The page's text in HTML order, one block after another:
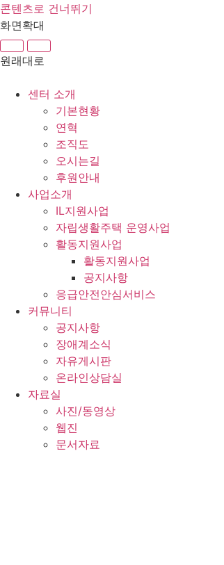
콘텐츠로 건너뛰기
화면확대
원래대로
센터 소개
기본현황
연혁
조직도
오시는길
후원안내
사업소개
IL지원사업
자립생활주택 운영사업
활동지원사업
활동지원사업
공지사항
응급안전안심서비스
커뮤니티
공지사항
장애계소식
자유게시판
온라인상담실
자료실
사진/동영상
웹진
문서자료